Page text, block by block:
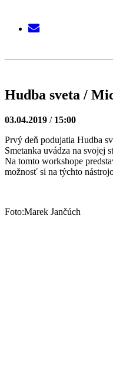
Hudba sveta /
03.04.2019 / 15:00
Prvý deň podujatia Hudba
Smetanka uvádza na svojej
Na tomto workshope
možnosť si na týchto
Foto:Marek Jančúch